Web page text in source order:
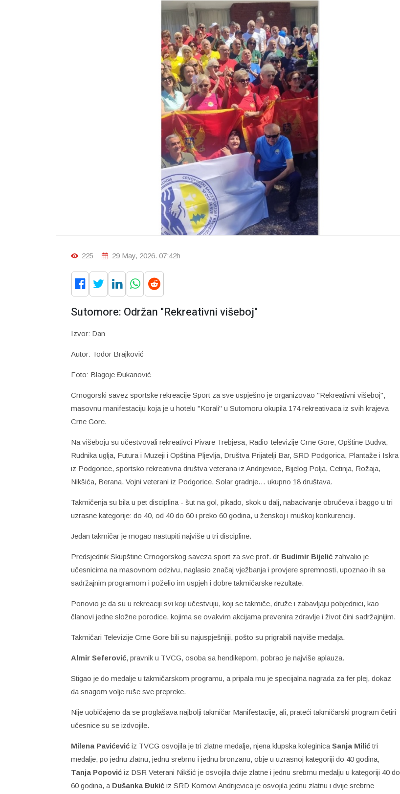
225 29 May, 2026. 07:42h
Sutomore: Održan "Rekreativni višeboj"
Izvor: Dan
Autor: Todor Brajković
Foto: Blagoje Đukanović
Crnogorski savez sportske rekreacije Sport za sve uspješno je organizovao "Rekreativni višeboj",
masovnu manifestaciju koja je u hotelu "Korali" u Sutomoru okupila 174 rekreativaca iz svih krajeva
Crne Gore.
Na višeboju su učestvovali rekreativci Pivare Trebjesa, Radio-televizije Crne Gore, Opštine Budva,
Rudnika uglja, Futura i Muzeji i Opština Pljevlja, Društva Prijatelji Bar, SRD Podgorica, Plantaže i Iskra
iz Podgorice, sportsko rekreativna društva veterana iz Andrijevice, Bijelog Polja, Cetinja, Rožaja,
Nikšića, Berana, Vojni veterani iz Podgorice, Solar gradnje… ukupno 18 društava.
Takmičenja su bila u pet disciplina - šut na gol, pikado, skok u dalj, nabacivanje obručeva i baggo u tri
uzrasne kategorije: do 40, od 40 do 60 i preko 60 godina, u ženskoj i muškoj konkurenciji.
Jedan takmičar je mogao nastupiti najviše u tri discipline.
Predsjednik Skupštine Crnogorskog saveza sport za sve prof. dr Budimir Bijelić zahvalio je
učesnicima na masovnom odzivu, naglasio značaj vježbanja i provjere spremnosti, upoznao ih sa
sadržajnim programom i poželio im uspjeh i dobre takmičarske rezultate.
Ponovio je da su u rekreaciji svi koji učestvuju, koji se takmiče, druže i zabavljaju pobjednici, kao
članovi jedne složne porodice, kojima se ovakvim akcijama prevenira zdravlje i život čini sadržajnijim.
Takmičari Televizije Crne Gore bili su najuspješnjiji, pošto su prigrabili najviše medalja.
Almir Seferović, pravnik u TVCG, osoba sa hendikepom, pobrao je najviše aplauza.
Stigao je do medalje u takmičarskom programu, a pripala mu je specijalna nagrada za fer plej, dokaz
da snagom volje ruše sve prepreke.
Nije uobičajeno da se proglašava najbolji takmičar Manifestacije, ali, prateći takmičarski program četiri
učesnice su se izdvojile.
Milena Pavićević iz TVCG osvojila je tri zlatne medalje, njena klupska koleginica Sanja Milićtri
medalje, po jednu zlatnu, jednu srebrnu i jednu bronzanu, obje u uzrasnoj kategoriji do 40 godina,
Tanja Popović iz DSR Veterani Nikšić je osvojila dvije zlatne i jednu srebrnu medalju u kategoriji 40 do
60 godina, a Dušanka Đukić iz SRD Komovi Andrijevica je osvojila jednu zlatnu i dvije srebrne